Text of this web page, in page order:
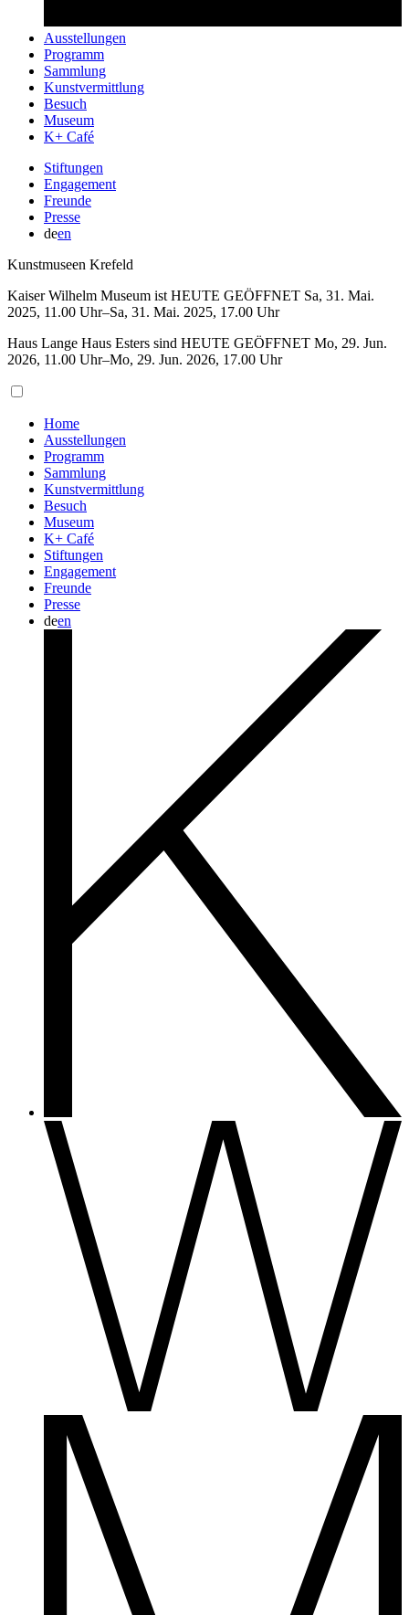
Ausstellungen
Programm
Sammlung
Kunstvermittlung
Besuch
Museum
K+ Café
Stiftungen
Engagement
Freunde
Presse
deen
Kunstmuseen Krefeld
Kaiser Wilhelm Museum istHEUTE GEÖFFNET Sa, 31. Mai.
2025, 11.00 Uhr–Sa, 31. Mai. 2025, 17.00 Uhr
Haus Lange Haus Esters sind HEUTE GEÖFFNET Mo, 29. Jun.
2026, 11.00 Uhr–Mo, 29. Jun. 2026, 17.00 Uhr
Home
Ausstellungen
Programm
Sammlung
Kunstvermittlung
Besuch
Museum
K+ Café
Stiftungen
Engagement
Freunde
Presse
deen